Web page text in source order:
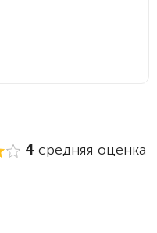
4 средняя оценка